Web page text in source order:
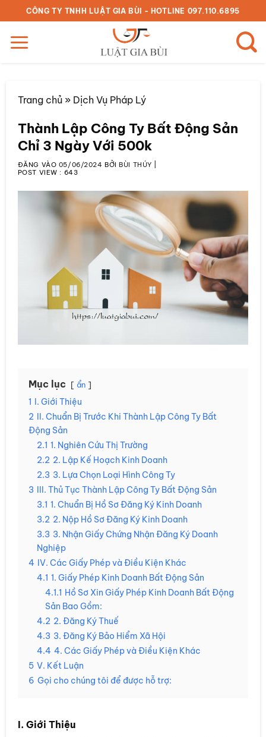
qua
nội
dung
CÔNG TY TNHH LUẬT GIA BÙI - HOTLINE 097.110.6895
Trang chủ» Dịch Vụ Pháp Lý
Thành Lập Công Ty Bất Động Sản
Chỉ 3 Ngày Với 500k
ĐĂNG VÀO 05/06/2024 BỞIBÙI THÚY
POST VIEW : 643
Mục lục ẩn
1 I. Giới Thiệu
2 II. Chuẩn Bị Trước Khi Thành Lập Công Ty Bất
Động Sản
2.1 1. Nghiên Cứu Thị Trường
2.2 2. Lập Kế Hoạch Kinh Doanh
2.3 3. Lựa Chọn Loại Hình Công Ty
3 III. Thủ Tục Thành Lập Công Ty Bất Động Sản
3.1 1. Chuẩn Bị Hồ Sơ Đăng Ký Kinh Doanh
3.2 2. Nộp Hồ Sơ Đăng Ký Kinh Doanh
3.3 3. Nhận Giấy Chứng Nhận Đăng Ký Doanh
Nghiệp
4 IV. Các Giấy Phép và Điều Kiện Khác
4.1 1. Giấy Phép Kinh Doanh Bất Động Sản
4.1.1 Hồ Sơ Xin Giấy Phép Kinh Doanh Bất Động
Sản Bao Gồm:
4.2 2. Đăng Ký Thuế
4.3 3. Đăng Ký Bảo Hiểm Xã Hội
4.4 4. Các Giấy Phép và Điều Kiện Khác
5 V. Kết Luận
6 Gọi cho chúng tôi để được hỗ trợ:
I. Giới Thiệu